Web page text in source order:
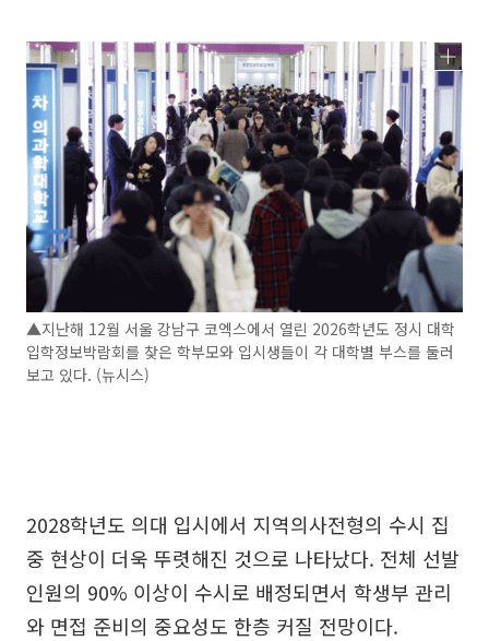
▲지난해 12월 서울 강남구 코엑스에서 열린 2026학년도 정시 대학
입학정보박람회를 찾은 학부모와 입시생들이 각 대학별 부스를 둘러
보고 있다. (뉴시스)
2028학년도 의대 입시에서 지역의사전형의 수시 집
중 현상이 더욱 뚜렷해진 것으로 나타났다. 전체 선발
인원의 90% 이상이 수시로 배정되면서 학생부 관리
와 면접 준비의 중요성도 한층 커질 전망이다.